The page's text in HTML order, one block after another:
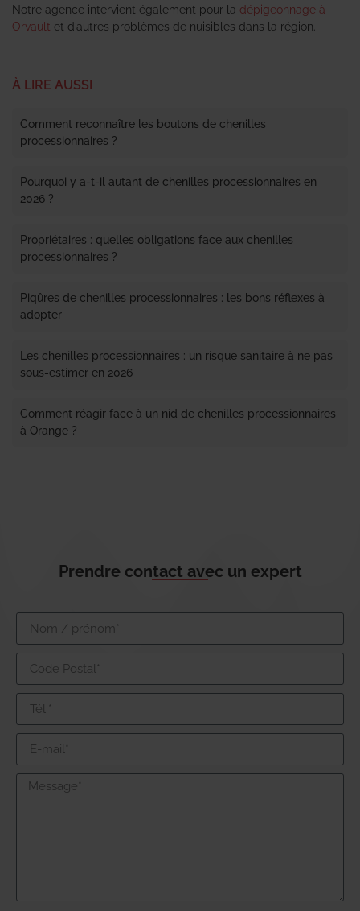
Notre agence intervient également pour la dépigeonnage à
Orvault et d’autres problèmes de nuisibles dans la région.
À LIRE AUSSI
Comment reconnaître les boutons de chenilles
processionnaires ?
Pourquoi y a-t-il autant de chenilles processionnaires en
2026 ?
Propriétaires : quelles obligations face aux chenilles
processionnaires ?
Piqûres de chenilles processionnaires : les bons réflexes à
adopter
Les chenilles processionnaires : un risque sanitaire à ne pas
sous-estimer en 2026
Comment réagir face à un nid de chenilles processionnaires
à Orange ?
Prendre contact avec un expert